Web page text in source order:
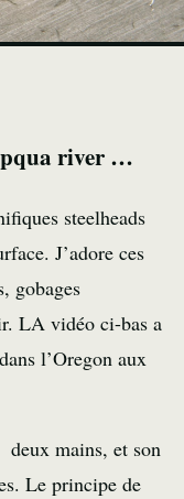
river …
steelheads
J’adore ces
gobages
LA vidéo ci-bas a
l’Oregon aux
deux mains, et son
Le principe de